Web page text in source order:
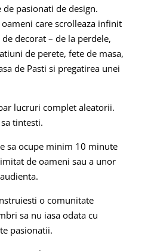
pasionati de design.
care scrolleaza infinit
decorat – de la perdele,
de perete, fete de masa,
de Pasti si pregatirea unei
lucruri complet aleatorii.
tintesti.
sa ocupe minim 10 minute
de oameni sau a unor
o comunitate
sa nu iasa odata cu
pasionatii.